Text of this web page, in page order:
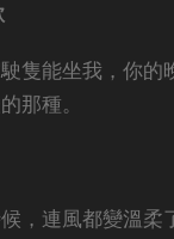
隻能坐我，你
那種。
，連風都變溫柔